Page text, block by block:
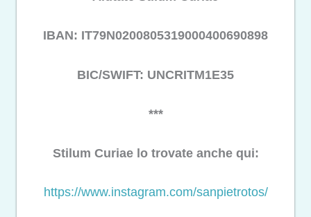
IBAN: IT79N0200805319000400690898
BIC/SWIFT: UNCRITM1E35
***
Stilum Curiae lo trovate anche qui:
https://www.instagram.com/sanpietrotos/